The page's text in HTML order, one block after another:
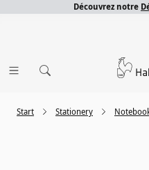
Découvrez notre
Stationery
Start